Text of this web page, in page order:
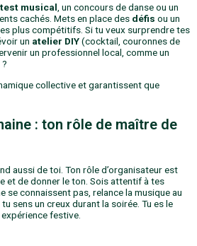
musical , un concours de danse ou un
cachés. Mets en place des défis ou un
plus compétitifs. Si tu veux surprendre tes
un atelier DIY(cocktail, couronnes de
un professionnel local, comme un
collective et garantissent que
: ton rôle de maître de
aussi de toi. Ton rôle d’organisateur est
et de donner le ton. Sois attentif à tes
se connaissent pas, relance la musique au
sens un creux durant la soirée. Tu es le
festive.